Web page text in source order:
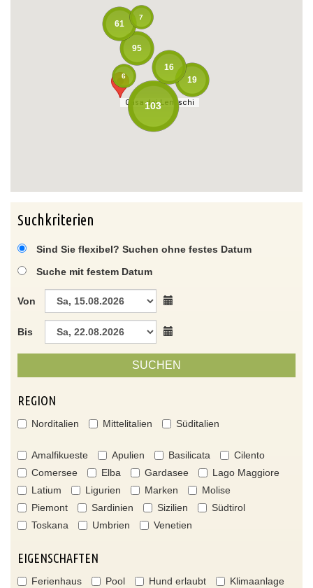
Casa dei Lentischi
19
95
103
16
61
Casa dei Lentischi
6
7
Suchkriterien
Sind Sie flexibel? Suchen ohne festes Datum
Suche mit festem Datum
Von
Bis
SUCHEN
REGION
Norditalien Mittelitalien Süditalien
Amalfikueste Apulien Basilicata
Cilento
Comersee
Elba Gardasee
Lago Maggiore
Latium
Ligurien Marken
Molise
Piemont
Sardinien Sizilien
Südtirol
Toskana
Umbrien Venetien
EIGENSCHAFTEN
Ferienhaus Pool Hund erlaubt Klimaanlage